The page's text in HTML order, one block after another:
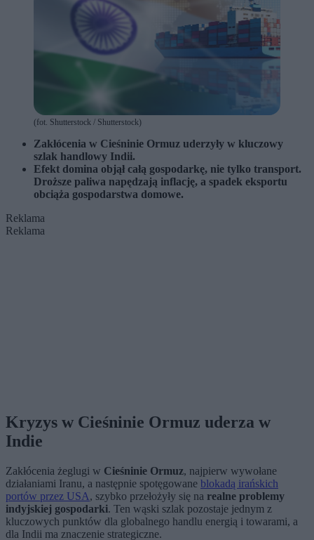
(fot. Shutterstock / Shutterstock)
Zakłócenia w Cieśninie Ormuz uderzyły w kluczowy
szlak handlowy Indii.
Efekt domina objął całą gospodarkę, nie tylko transport.
Droższe paliwa napędzają inflację, a spadek eksportu
obciąża gospodarstwa domowe.
Reklama
Reklama
Kryzys w Cieśninie Ormuz uderza w
Indie
Zakłócenia żeglugi w Cieśninie Ormuz, najpierw wywołane
działaniami Iranu, a następnie spotęgowane blokadą irańskich
portów przez USA, szybko przełożyły się na realne problemy
indyjskiej gospodarki. Ten wąski szlak pozostaje jednym z
kluczowych punktów dla globalnego handlu energią i towarami, a
dla Indii ma znaczenie strategiczne.